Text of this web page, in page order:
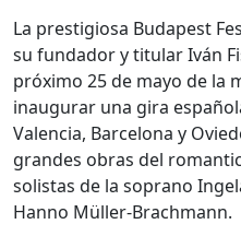
La prestigiosa Budapest
su fundador y titularIván
próximo 25 de mayo de la
inaugurar una gira
Valencia, Barcelona y
grandes obras del
solistas de la soprano
Hanno Müller-Brachmann.